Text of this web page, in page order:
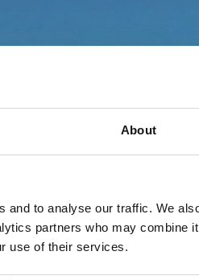
About
and to analyse our traffic. We
partners who may combine
use of their services.